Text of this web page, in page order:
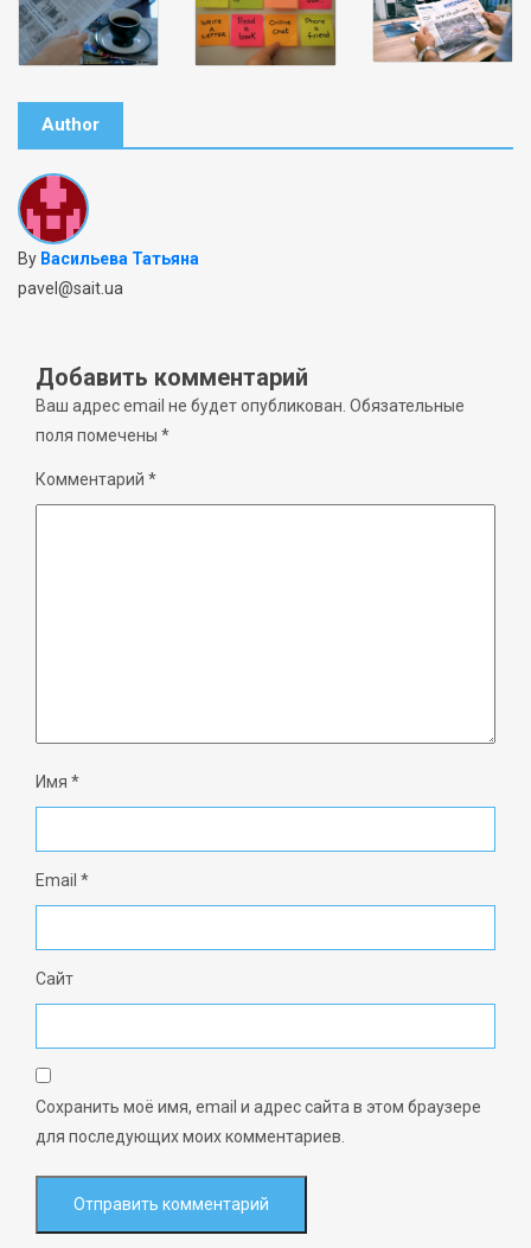
Author
By Васильева Татьяна
pavel@sait.ua
Добавить комментарий
Ваш адрес email не будет опубликован. Обязательные
поля помечены *
Комментарий *
Имя *
Email *
Сайт
Сохранить моё имя, email и адрес сайта в этом браузере
для последующих моих комментариев.